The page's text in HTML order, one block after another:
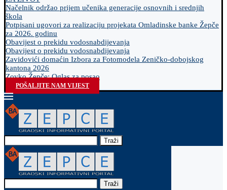
Načelnik održao prijem učenika generacije osnovnih i srednjih
škola
Potpisani ugovori za realizaciju projekata Omladinske banke Žepče
za 2026. godinu
Obavijest o prekidu vodosnabdijevanja
Obavijest o prekidu vodosnabdijevanja
Zavidovići domaćin Izbora za Fotomodela Zeničko-dobojskog
kantona 2026
Zovko Žepče: Oglas za posao
POŠALJITE NAM VIJEST
Traži
Traži